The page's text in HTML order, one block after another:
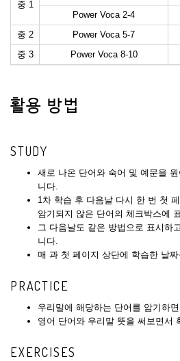
중 1
Power Voca 2-4
중 2
Power Voca 5-7
중 3
Power Voca 8-10
활용 방법
STUDY
새로 나온 단어와 숙어 및 예문을
니다.
1차 학습 후 다음날 다시 한 번 첫
암기되지 않은 단어의 체크박스에
그 다음날도 같은 방법으로 표시하
니다.
매 과 첫 페이지 상단에 학습한 날짜
PRACTICE
우리말에 해당하는 단어를 암기하
영어 단어와 우리말 뜻을 써보면서
EXERCISES